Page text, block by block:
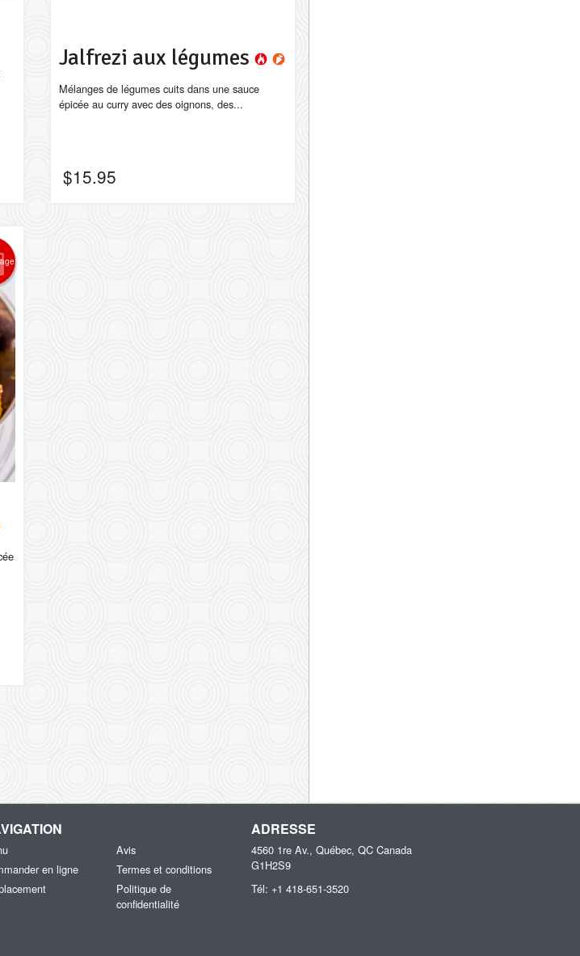
Jalfrezi aux légumes
Mélanges de légumes cuits dans une sauce
épicée au curry avec des oignons, des...
$15.95
en ligne
Avis
Termes et conditions
Politique de
confidentialité
ADRESSE
4560 1re Av., Québec, QC Canada
G1H2S9
Tél: +1 418-651-3520